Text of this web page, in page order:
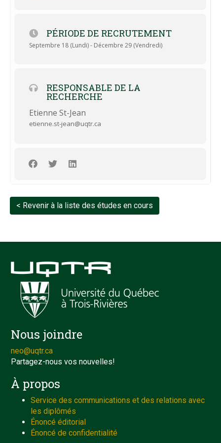
PÉRIODE DE RECRUTEMENT
Septembre 18 (Lundi) - Décembre 29 (Vendredi)
RESPONSABLE DE LA
RECHERCHE
Etienne St-Jean
etienne.st-jean@uqtr.ca
< Revenir à la liste des études en cours
Nous joindre
neo@uqtr.ca
Partagez-nous vos nouvelles!
À propos
Service des communications et des relations avec
les diplômés
Énoncé éditorial
Énoncé de confidentialité